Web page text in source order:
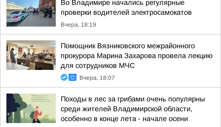
Во Владимире начались регулярные
проверки водителей электросамокатов
Вчера, 18:19
Помощник Вязниковского межрайонного
прокурора Марина Захарова провела лекцию
для сотрудников МЧС
Вчера, 18:07
Походы в лес за грибами очень популярны
среди жителей Владимирской области,
особенно в конце лета - начале осени